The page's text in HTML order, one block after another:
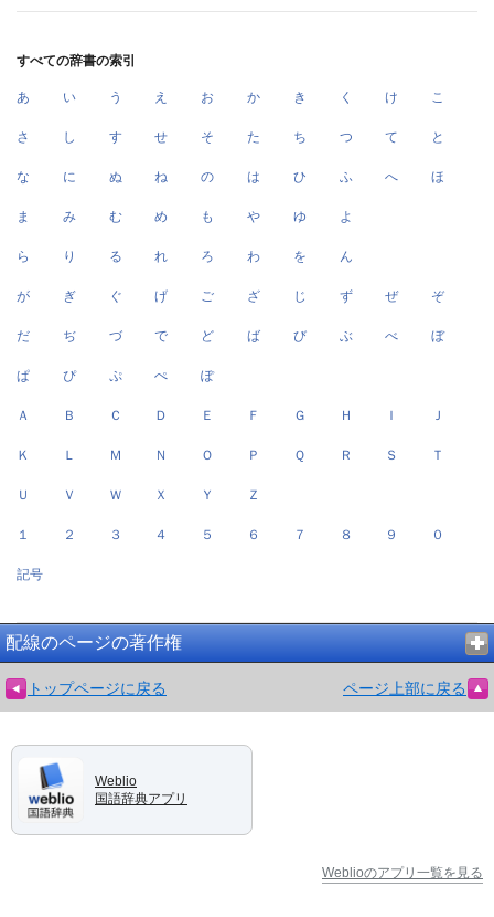
すべての辞書の索引
あ い う え お か き く け こ
さ し す せ そ た ち つ て と
な に ぬ ね の は ひ ふ へ ほ
ま み む め も や ゆ よ
ら り る れ ろ わ を ん
が ぎ ぐ げ ご ざ じ ず ぜ ぞ
だ ぢ づ で ど ば び ぶ べ ぼ
ぱ ぴ ぷ ぺ ぽ
Ａ Ｂ Ｃ Ｄ Ｅ Ｆ Ｇ Ｈ Ｉ Ｊ
Ｋ Ｌ Ｍ Ｎ Ｏ Ｐ Ｑ Ｒ Ｓ Ｔ
Ｕ Ｖ Ｗ Ｘ Ｙ Ｚ
１ ２ ３ ４ ５ ６ ７ ８ ９ ０
記号
配線のページの著作権
トップページに戻る ページ上部に戻る
Weblio
国語辞典アプリ
Weblioのアプリ一覧を見る